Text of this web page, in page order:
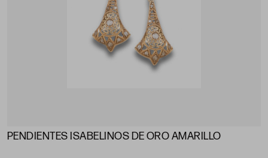
PENDIENTES ISABELINOS DE ORO AMARILLO